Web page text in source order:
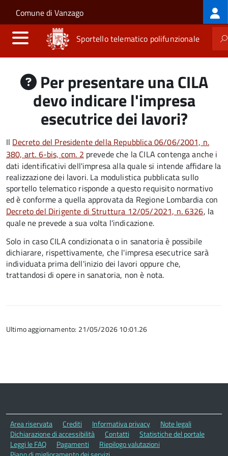
Salta al contenuto principale
Skip to site navigation
Comune di Vanzago
Sportello telematico polifunzionale
Per presentare una CILA
devo indicare l'impresa
esecutrice dei lavori?
Il Decreto del Presidente della Repubblica 06/06/2001, n.
380, art. 6-bis, com. 2 prevede che la CILA contenga anche i
dati identificativi dell'impresa alla quale si intende affidare la
realizzazione dei lavori. La modulistica pubblicata sullo
sportello telematico risponde a questo requisito normativo
ed è conforme a quella approvata da Regione Lombardia con
Decreto del Dirigente di Struttura 12/05/2021, n. 6326, la
quale ne prevede a sua volta l'indicazione.
Solo in caso CILA condizionata o in sanatoria è possibile
dichiarare, rispettivamente, che l'impresa esecutrice sarà
individuata prima dell'inizio dei lavori oppure che,
trattandosi di opere in sanatoria, non è nota.
Ultimo aggiornamento: 21/05/2026 10:01.26
Area riservata Crediti Informativa privacy
Note legali
Dichiarazione di accessibilità
Contatti
Statistiche del portale
Leggi le FAQ
Pagamenti
Riepilogo valutazioni